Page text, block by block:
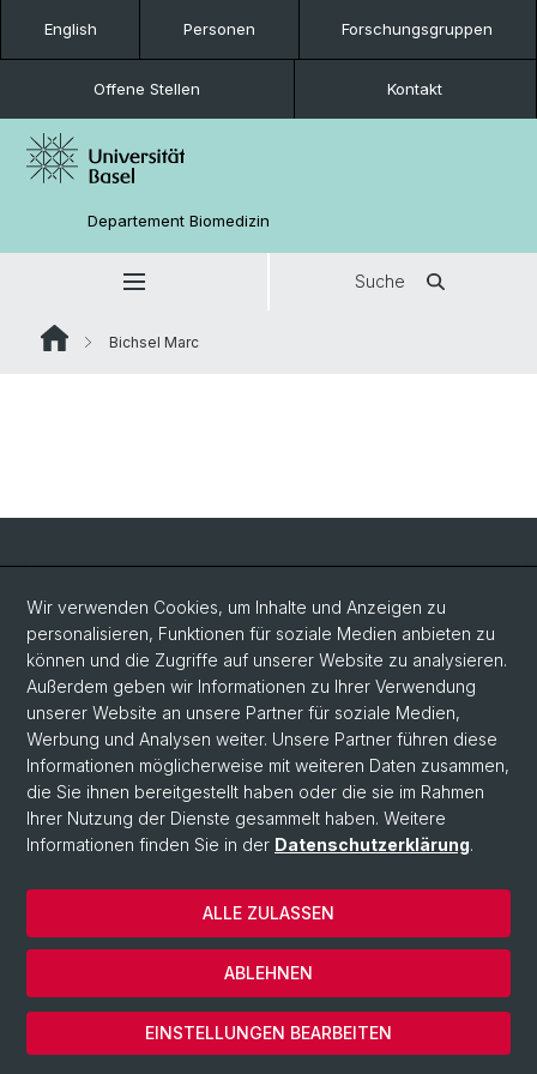
English Personen Forschungsgruppen
Offene Stellen Kontakt
Departement Biomedizin
Suche
Bichsel Marc
Social Media
LinkedIn
Bluesky
Vimeo
© Universität Basel
Datenschutzerklärung
Wir verwenden Cookies, um Inhalte und Anzeigen zu
personalisieren, Funktionen für soziale Medien anbieten zu
können und die Zugriffe auf unserer Website zu analysieren.
Außerdem geben wir Informationen zu Ihrer Verwendung
unserer Website an unsere Partner für soziale Medien,
Werbung und Analysen weiter. Unsere Partner führen diese
Informationen möglicherweise mit weiteren Daten zusammen,
die Sie ihnen bereitgestellt haben oder die sie im Rahmen
Ihrer Nutzung der Dienste gesammelt haben. Weitere
Informationen finden Sie in der Datenschutzerklärung.
EINSTELLUNGEN BEARBEITEN
ABLEHNEN
ALLE ZULASSEN